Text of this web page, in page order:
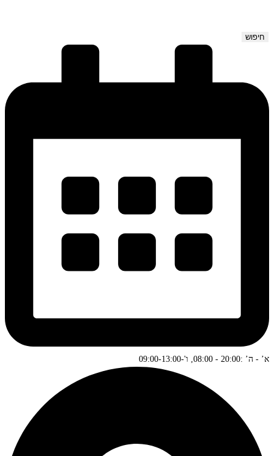
חיפוש
א’ - ה’ :20:00 - 08:00, ו'-09:00-13:00